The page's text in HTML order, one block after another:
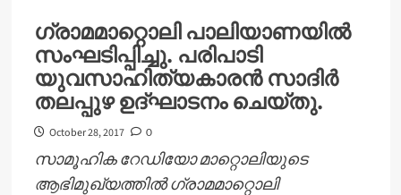
പ്രദര്‍ശനവും
ബോധവല്‍ക്കരണ
സെമിനാറും
31ന്
ഗ്രാമമാറ്റൊലി പാലിയാണയിൽ
സംഘടിപ്പിച്ചു. പരിപാടി
യുവസാഹിത്യകാരൻ സാദിർ
തലപ്പുഴ ഉദ്ഘാടനം ചെയ്തു.
October 28, 2017 0
സാമൂഹിക റേഡിയോ മാറ്റൊലിയുടെ
ആഭിമുഖ്യത്തിൽ ഗ്രാമമാറ്റൊലി